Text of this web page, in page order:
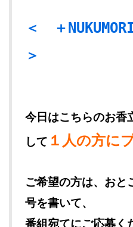
＜ ＋
＞
今日はこちらのお香
して １人の方に
ご希望の方は、おと
号を書いて、
番組宛てにご応募く